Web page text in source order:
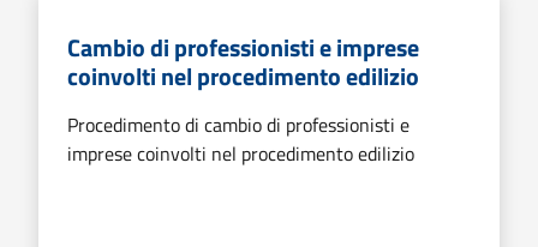
Cambio di professionisti e imprese
coinvolti nel procedimento edilizio
Procedimento di cambio di professionisti e
imprese coinvolti nel procedimento edilizio